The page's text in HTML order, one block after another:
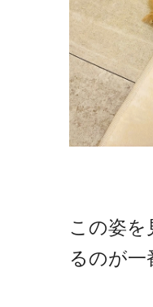
この姿を
るのが一